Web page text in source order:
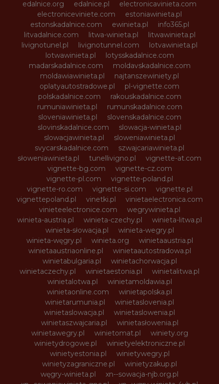
edalnice.org
edalnice.pl
electronicavinieta.com
electroniceviniete.com
estoniawinieta.pl
estonskadalnice.com
ewinieta.pl
info365.pl
litvadalnice.com
litwa-winieta.pl
litwawinieta.pl
livignotunel.pl
livignotunnel.com
lotvawinieta.pl
lotwawinieta.pl
lotysskadalnice.com
madarskadalnice.com
moldavskadalnice.com
moldawiawinieta.pl
najtanszewiniety.pl
oplatyautostradowe.pl
pl-vignette.com
polskadalnice.com
rakouskadalnice.com
rumuniawinieta.pl
rumunskadalnice.com
sloveniawinieta.pl
slovenskadalnice.com
slovinskadalnice.com
slowacja-winieta.pl
slowacjawinieta.pl
sloweniawinieta.pl
svycarskadalnice.com
szwajcariawinieta.pl
słoweniawinieta.pl
tunellivigno.pl
vignette-at.com
vignette-bg.com
vignette-cz.com
vignette-pl.com
vignette-poland.pl
vignette-ro.com
vignette-si.com
vignette.pl
vignettepoland.pl
vinetki.pl
vinietaelectronica.com
vinieteelectronice.com
wegrywinieta.pl
winieta-austria.pl
winieta-czechy.pl
winieta-litwa.pl
winieta-słowacja.pl
winieta-wegry.pl
winieta-węgry.pl
winieta.org
winietaaustria.pl
winietaaustriaonline.pl
winietaautostradowa.pl
winietabulgaria.pl
winietachorwacja.pl
winietaczechy.pl
winietaestonia.pl
winietalitwa.pl
winietalotwa.pl
winietamoldawia.pl
winietaonline.com
winietapolska.pl
winietarumunia.pl
winietaslovenia.pl
winietaslowacja.pl
winietaslowenia.pl
winietaszwajcaria.pl
winietasłowenia.pl
winietawegry.pl
winietomat.pl
winiety.org
winietydrogowe.pl
winietyelektroniczne.pl
winietyestonia.pl
winietywegry.pl
winietyzagraniczne.pl
winietyzakup.pl
węgry-winieta.pl
xn--sowacja-njb.org.pl